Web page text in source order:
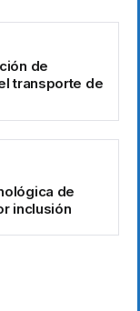
de
transporte de
de
inclusión